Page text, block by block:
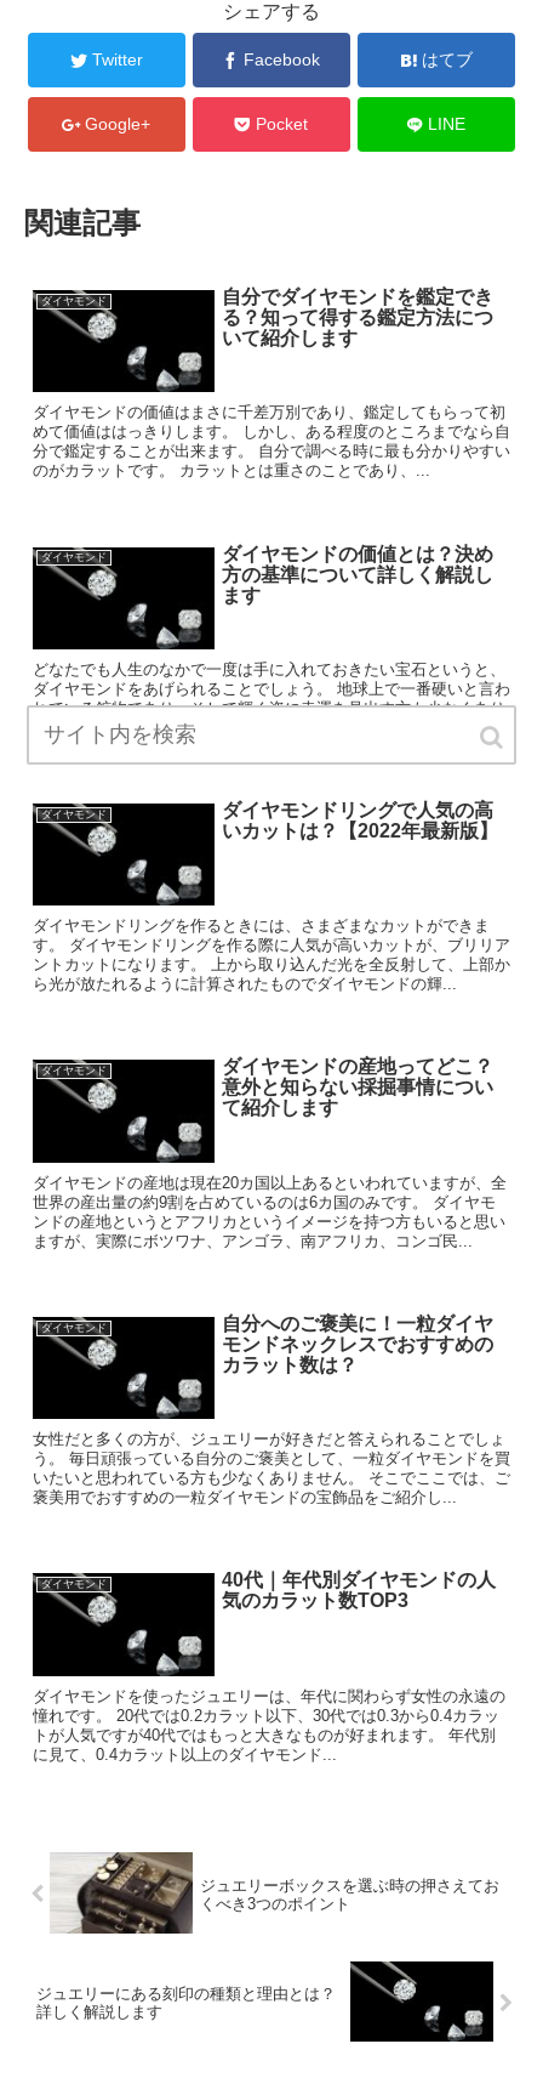
シェアする
Twitter Facebook はてブ
Google+ Pocket LINE
関連記事
ダイヤモンド
自分でダイヤモンドを鑑定でき
る？知って得する鑑定方法につ
いて紹介します
ダイヤモンドの価値はまさに千差万別であり、鑑定してもらって初
めて価値ははっきりします。 しかし、ある程度のところまでなら自
分で鑑定することが出来ます。 自分で調べる時に最も分かりやすい
のがカラットです。 カラットとは重さのことであり、...
ダイヤモンド
ダイヤモンドの価値とは？決め
方の基準について詳しく解説し
ます
どなたでも人生のなかで一度は手に入れておきたい宝石というと、
ダイヤモンドをあげられることでしょう。 地球上で一番硬いと言わ
れている鉱物であり、そして輝く姿に幸運を見出す方も少なくあり
ません。 ダイヤモンドは地球の歴史のなかでも生成される...
ダイヤモンド
ダイヤモンドリングで人気の高
いカットは？【2022年最新版】
ダイヤモンドリングを作るときには、さまざまなカットができま
す。 ダイヤモンドリングを作る際に人気が高いカットが、ブリリア
ントカットになります。 上から取り込んだ光を全反射して、上部か
ら光が放たれるように計算されたものでダイヤモンドの輝...
ダイヤモンド
ダイヤモンドの産地ってどこ？
意外と知らない採掘事情につい
て紹介します
ダイヤモンドの産地は現在20カ国以上あるといわれていますが、全
世界の産出量の約9割を占めているのは6カ国のみです。 ダイヤモ
ンドの産地というとアフリカというイメージを持つ方もいると思い
ますが、実際にボツワナ、アンゴラ、南アフリカ、コンゴ民...
ダイヤモンド
自分へのご褒美に！一粒ダイヤ
モンドネックレスでおすすめの
カラット数は？
女性だと多くの方が、ジュエリーが好きだと答えられることでしょ
う。 毎日頑張っている自分のご褒美として、一粒ダイヤモンドを買
いたいと思われている方も少なくありません。 そこでここでは、ご
褒美用でおすすめの一粒ダイヤモンドの宝飾品をご紹介し...
ダイヤモンド
40代｜年代別ダイヤモンドの人
気のカラット数TOP3
ダイヤモンドを使ったジュエリーは、年代に関わらず女性の永遠の
憧れです。 20代では0.2カラット以下、30代では0.3から0.4カラッ
トが人気ですが40代ではもっと大きなものが好まれます。 年代別
に見て、0.4カラット以上のダイヤモンド...
ジュエリーボックスを選ぶ時の押さえてお
くべき3つのポイント
ジュエリーにある刻印の種類と理由とは？
詳しく解説します